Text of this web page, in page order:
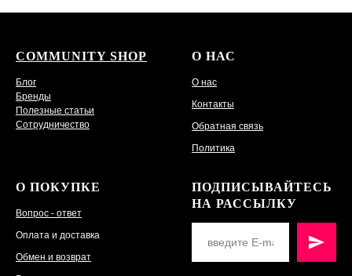
COMMUNITY SHOP
Блог
Бренды
Полезные статьи
Сотрудничество
О НАС
О нас
Контакты
Обратная связь
Политика
О ПОКУПКЕ
Вопрос - ответ
Оплата и доставка
Обмен и возврат
ПОДПИСЫВАЙТЕСЬ
НА РАССЫЛКУ